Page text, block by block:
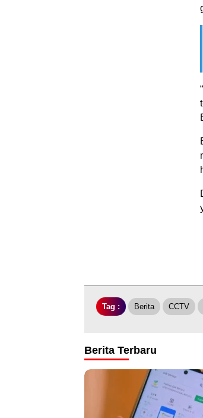
Tag : Berita CCTV
Berita Terbaru